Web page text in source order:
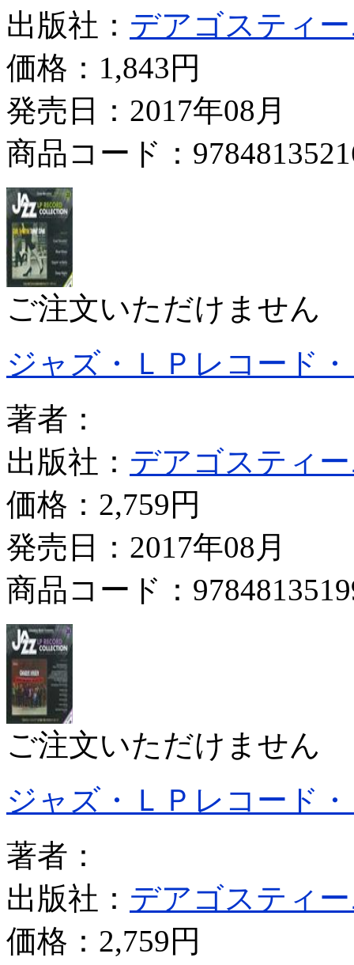
出版社： デアゴスティ
価格： 1,843円
発売日：2017年08月
商品コード：
ご注文いただけません
ジャズ・ＬＰレコード
著者：
出版社： デアゴスティ
価格： 2,759円
発売日：2017年08月
商品コード：
ご注文いただけません
ジャズ・ＬＰレコード
著者：
出版社： デアゴスティ
価格： 2,759円